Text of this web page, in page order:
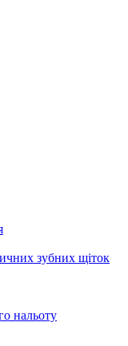
зубних щіток
нальоту